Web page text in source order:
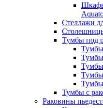
Стеллажи
Тумбы под
Тумбы
Тумбы с
Раковины